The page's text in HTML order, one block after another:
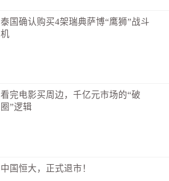
泰国确认购买4架瑞典萨博“鹰狮”战斗
机
看完电影买周边，千亿元市场的“破
圈”逻辑
中国恒大，正式退市！